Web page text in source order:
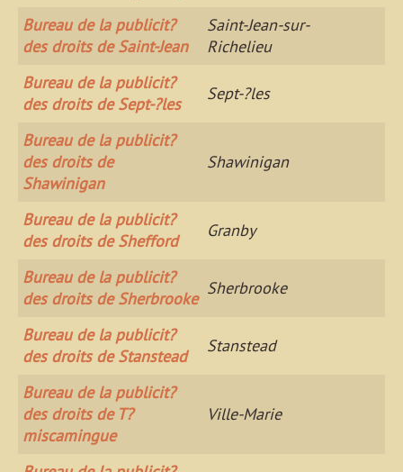
Bureau de la publicit?
des droits de Saint-Jean
Saint-Jean-sur-
Richelieu
Bureau de la publicit?
des droits de Sept-?les
Sept-?les
Bureau de la publicit?
des droits de
Shawinigan
Shawinigan
Bureau de la publicit?
des droits de Shefford
Granby
Bureau de la publicit?
des droits de Sherbrooke
Sherbrooke
Bureau de la publicit?
des droits de Stanstead
Stanstead
Bureau de la publicit?
des droits de T?
miscamingue
Ville-Marie